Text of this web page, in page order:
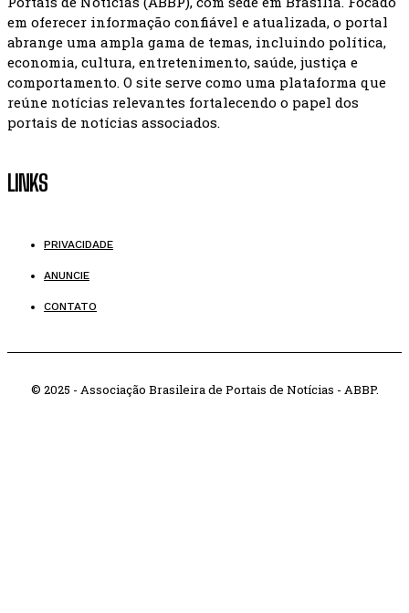
em oferecer informação confiável e atualizada, o portal
abrange uma ampla gama de temas, incluindo política,
economia, cultura, entretenimento, saúde, justiça e
comportamento. O site serve como uma plataforma que
reúne notícias relevantes fortalecendo o papel dos
portais de notícias associados.
LINKS
PRIVACIDADE
ANUNCIE
CONTATO
© 2025 - Associação Brasileira de Portais de Notícias - ABBP.